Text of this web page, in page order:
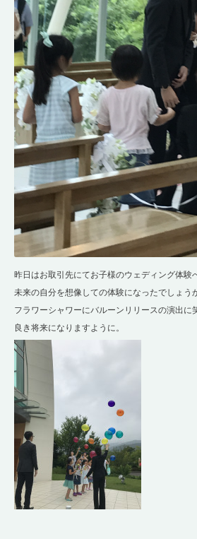
昨日はお取引先にてお子様のウェディング体験
未来の自分を想像しての体験になったでしょう
フラワーシャワーにバルーンリリースの演出に
良き将来になりますように。